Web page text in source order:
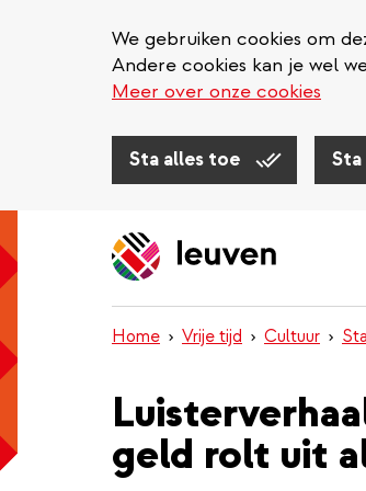
We gebruiken cookies om
Andere cookies kan je wel
Meer over onze cookies
Sta alles toe
Home Vrije tijd Cultuur
geld rolt uit